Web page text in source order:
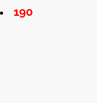
190